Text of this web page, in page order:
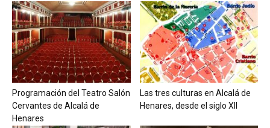
Programación del Teatro Salón
Cervantes de Alcalá de
Henares
Las tres culturas en Alcalá de
Henares, desde el siglo XII